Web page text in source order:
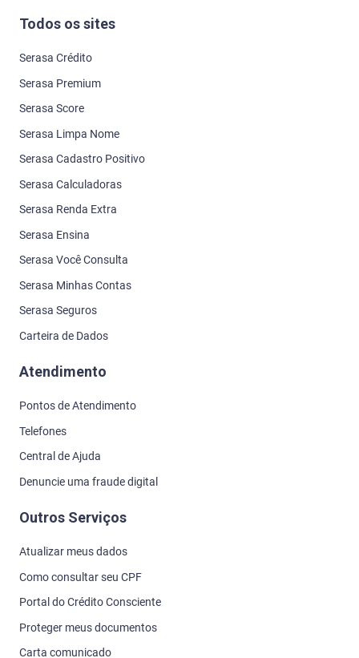
Todos os sites
Serasa Crédito
Serasa Premium
Serasa Score
Serasa Limpa Nome
Serasa Cadastro Positivo
Serasa Calculadoras
Serasa Renda Extra
Serasa Ensina
Serasa Você Consulta
Serasa Minhas Contas
Serasa Seguros
Carteira de Dados
Atendimento
Pontos de Atendimento
Telefones
Central de Ajuda
Denuncie uma fraude digital
Outros Serviços
Atualizar meus dados
Como consultar seu CPF
Portal do Crédito Consciente
Proteger meus documentos
Carta comunicado